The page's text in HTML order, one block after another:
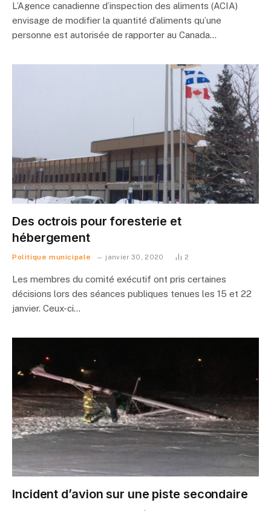
L’Agence canadienne d’inspection des aliments (ACIA)
envisage de modifier la quantité d’aliments qu’une
personne est autorisée de rapporter au Canada…
Des octrois pour foresterie et
hébergement
Politique municipale janvier 30, 2020 2
Les membres du comité exécutif ont pris certaines
décisions lors des séances publiques tenues les 15 et 22
janvier. Ceux-ci…
Incident d’avion sur une piste secondaire